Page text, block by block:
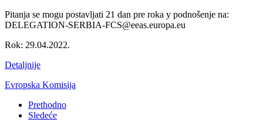
Pitanja se mogu postavljati 21 dan pre roka y podnošenje na:
DELEGATION-SERBIA-FCS@eeas.europa.eu
Rok: 29.04.2022.
Detaljnije
Evropska Komisija
Prethodno
Sledeće